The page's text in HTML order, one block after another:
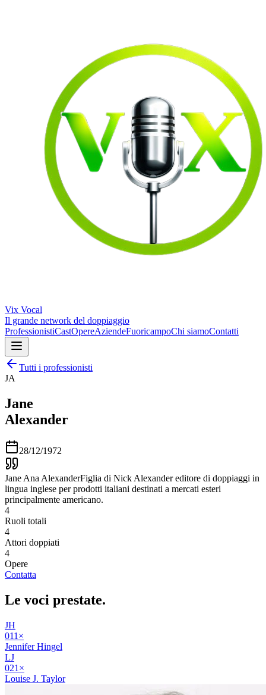
Vix Vocal
Il grande network del doppiaggio
ProfessionistiCastOpereAziendeFuoricampoChi siamoContatti
Tutti i professionisti
JA
Jane
Alexander
28/12/1972
Jane Ana AlexanderFiglia di Nick Alexander editore di doppiaggi in
lingua inglese per prodotti italiani destinati a mercati esteri
principalmente americano.
4
Ruoli totali
4
Attori doppiati
4
Opere
Contatta
Le voci prestate.
JH
011 ×
Jennifer Hingel
LJ
021 ×
Louise J. Taylor